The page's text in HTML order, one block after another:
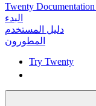
Twenty Documentation
البدء
دليل المستخدم
المطورون
Try Twenty